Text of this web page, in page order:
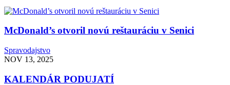
McDonald’s otvoril novú reštauráciu v Senici
Spravodajstvo
NOV 13, 2025
KALENDÁR PODUJATÍ